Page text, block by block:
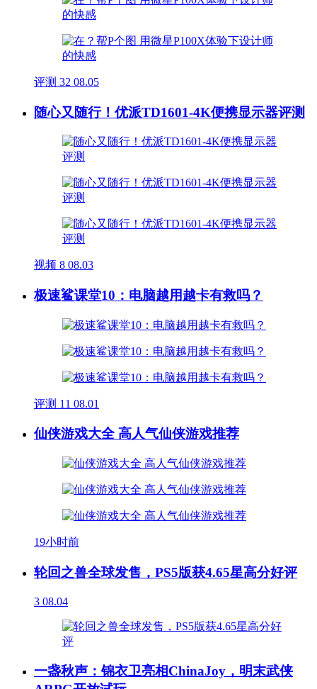
评测 32 08.05
随心又随行！优派TD1601-4K便携显示器评测
视频 8 08.03
极速鲨课堂10：电脑越用越卡有救吗？
评测 11 08.01
仙侠游戏大全 高人气仙侠游戏推荐
19小时前
轮回之兽全球发售，PS5版获4.65星高分好评
3 08.04
一盏秋声：锦衣卫亮相ChinaJoy，明末武侠